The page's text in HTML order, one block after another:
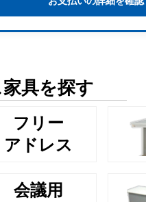
具を探す
フリー
アドレス
会議用